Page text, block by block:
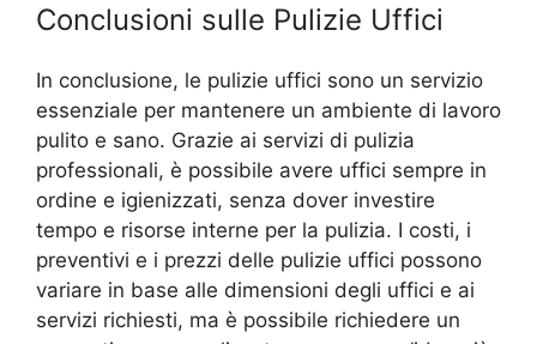
Conclusioni sulle Pulizie Uffici
In conclusione, le pulizie uffici sono un servizio
essenziale per mantenere un ambiente di lavoro
pulito e sano. Grazie ai servizi di pulizia
professionali, è possibile avere uffici sempre in
ordine e igienizzati, senza dover investire
tempo e risorse interne per la pulizia. I costi, i
preventivi e i prezzi delle pulizie uffici possono
variare in base alle dimensioni degli uffici e ai
servizi richiesti, ma è possibile richiedere un